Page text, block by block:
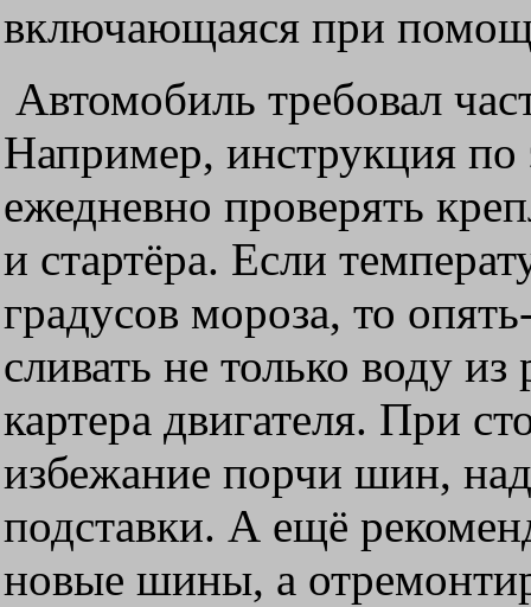
включающаяся при
Автомобиль требовал
Например, инструкция по
ежедневно проверять
и стартёра. Если
градусов мороза, то
сливать не только воду
картера двигателя. При
избежание порчи шин,
подставки. А ещё
новые шины, а